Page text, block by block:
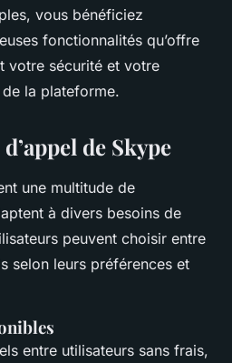
vous bénéficiez
fonctionnalités qu’offre
votre sécurité et votre
la plateforme.
de Skype
une multitude de
à divers besoins de
peuvent choisir entre
selon leurs préférences et
entre utilisateurs sans frais,